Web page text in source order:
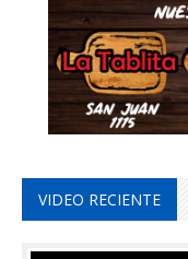
VIDEO RECIENTE